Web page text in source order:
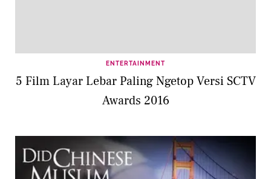
ENTERTAINMENT
5 Film Layar Lebar Paling Ngetop Versi SCTV
Awards 2016